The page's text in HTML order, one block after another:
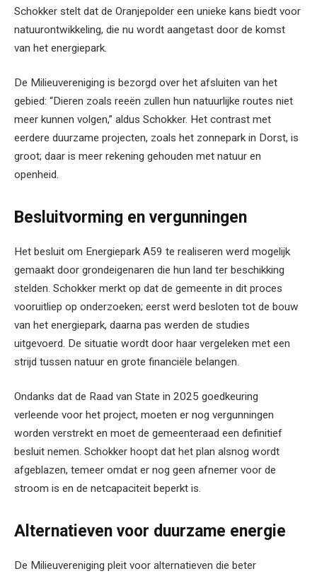
Schokker stelt dat de Oranjepolder een unieke kans biedt voor
natuurontwikkeling, die nu wordt aangetast door de komst
van het energiepark.
De Milieuvereniging is bezorgd over het afsluiten van het
gebied: “Dieren zoals reeën zullen hun natuurlijke routes niet
meer kunnen volgen,” aldus Schokker. Het contrast met
eerdere duurzame projecten, zoals het zonnepark in Dorst, is
groot; daar is meer rekening gehouden met natuur en
openheid.
Besluitvorming en vergunningen
Het besluit om Energiepark A59 te realiseren werd mogelijk
gemaakt door grondeigenaren die hun land ter beschikking
stelden. Schokker merkt op dat de gemeente in dit proces
vooruitliep op onderzoeken; eerst werd besloten tot de bouw
van het energiepark, daarna pas werden de studies
uitgevoerd. De situatie wordt door haar vergeleken met een
strijd tussen natuur en grote financiële belangen.
Ondanks dat de Raad van State in 2025 goedkeuring
verleende voor het project, moeten er nog vergunningen
worden verstrekt en moet de gemeenteraad een definitief
besluit nemen. Schokker hoopt dat het plan alsnog wordt
afgeblazen, temeer omdat er nog geen afnemer voor de
stroom is en de netcapaciteit beperkt is.
Alternatieven voor duurzame energie
De Milieuvereniging pleit voor alternatieven die beter